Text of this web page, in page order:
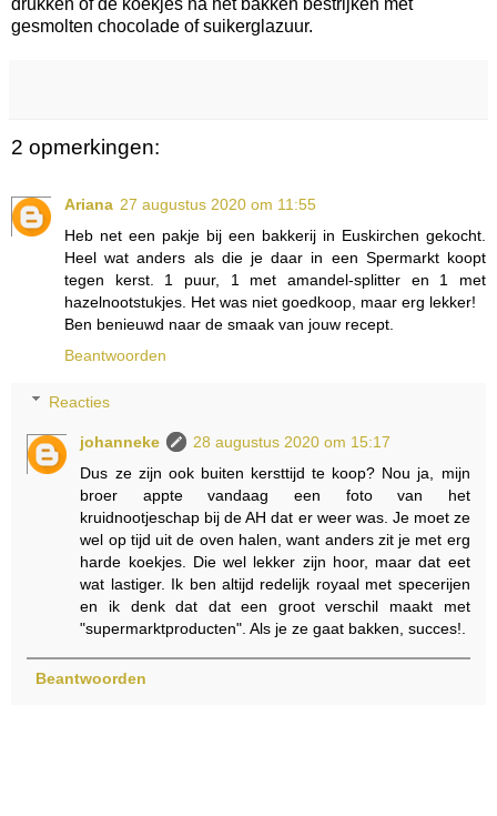
gesmolten chocolade of suikerglazuur.
2 opmerkingen:
Ariana 27 augustus 2020 om 11:55
Heb net een pakje bij een bakkerij in Euskirchen gekocht.
Heel wat anders als die je daar in een Spermarkt koopt
tegen kerst. 1 puur, 1 met amandel-splitter en 1 met
hazelnootstukjes. Het was niet goedkoop, maar erg lekker!
Ben benieuwd naar de smaak van jouw recept.
Beantwoorden
Reacties
johanneke
28 augustus 2020 om 15:17
Dus ze zijn ook buiten kersttijd te koop? Nou ja, mijn
broer appte vandaag een foto van het
kruidnootjeschap bij de AH dat er weer was. Je moet ze
wel op tijd uit de oven halen, want anders zit je met erg
harde koekjes. Die wel lekker zijn hoor, maar dat eet
wat lastiger. Ik ben altijd redelijk royaal met specerijen
en ik denk dat dat een groot verschil maakt met
"supermarktproducten". Als je ze gaat bakken, succes!.
Beantwoorden